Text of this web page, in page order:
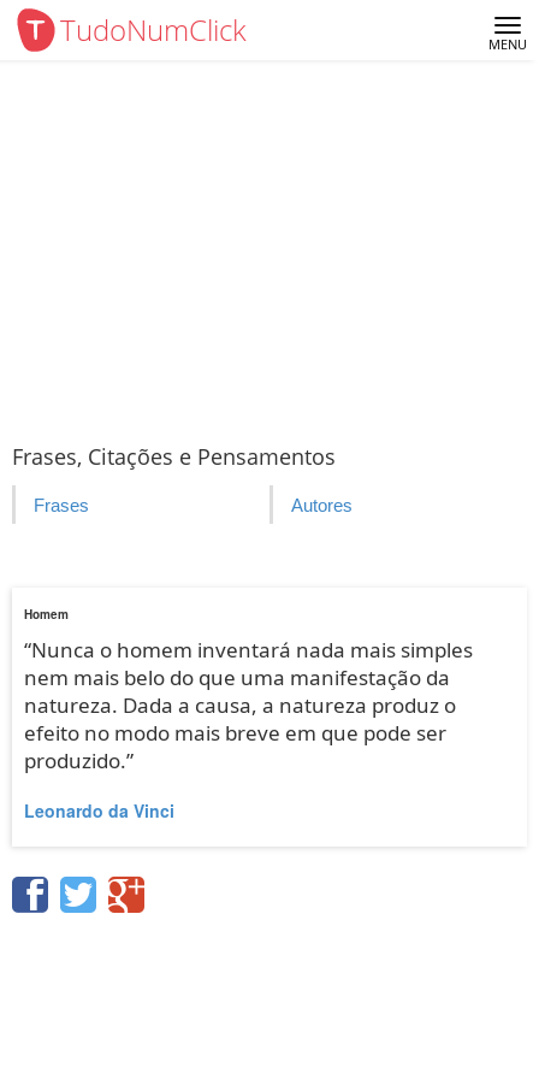
TudoNumClick MENU
Frases, Citações e Pensamentos
Frases Autores
Homem
“Nunca o homem inventará nada mais simples
nem mais belo do que uma manifestação da
natureza. Dada a causa, a natureza produz o
efeito no modo mais breve em que pode ser
produzido.”
Leonardo da Vinci